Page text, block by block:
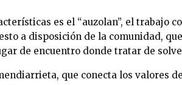
es el “auzolan”, el trabajo
a disposición de la comunidad,
de encuentro donde tratar de
que conecta los valores